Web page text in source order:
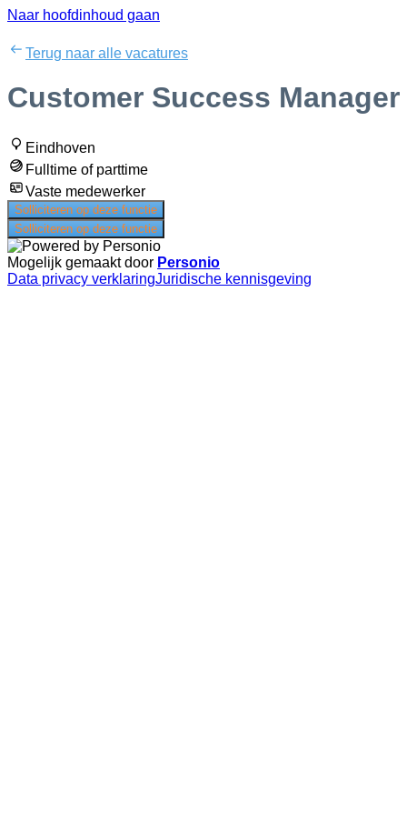
Naar hoofdinhoud gaan
Terug naar alle vacatures
Customer Success Manager
Eindhoven
Fulltime of parttime
Vaste medewerker
Solliciteren op deze functie
Solliciteren op deze functie
Mogelijk gemaakt door Personio
Data privacy verklaringJuridische kennisgeving